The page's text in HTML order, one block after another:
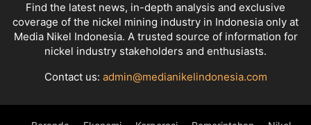
Find the latest news, in-depth analysis and exclusive
coverage of the nickel mining industry in Indonesia only at
Media Nikel Indonesia. A trusted source of information for
nickel industry stakeholders and enthusiasts.
Contact us: admin@medianikelindonesia.com